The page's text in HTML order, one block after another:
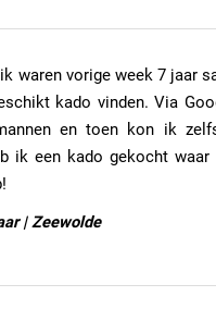
waren vorige week 7 jaar
kado vinden. Via
en toen kon ik
ik een kado gekocht
| Zeewolde